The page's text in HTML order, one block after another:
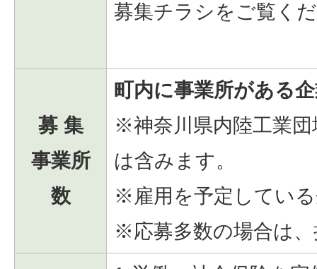
募集チラシをご覧く
募 集
事業所
数
町内に事業所がある
※神奈川県内陸工業
は含みます。
※雇用を予定してい
※応募多数の場合は